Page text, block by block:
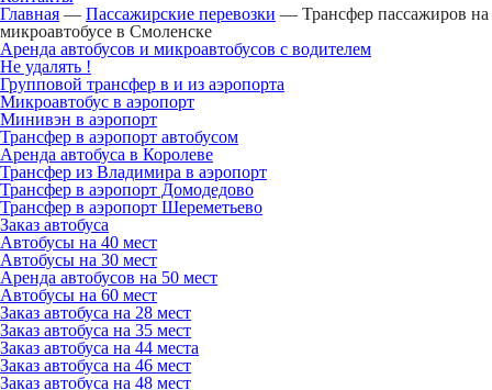
Главная — Пассажирские перевозки — Трансфер пассажиров на
микроавтобусе в Смоленске
Аренда автобусов и микроавтобусов с водителем
Не удалять !
Групповой трансфер в и из аэропорта
Микроавтобус в аэропорт
Минивэн в аэропорт
Трансфер в аэропорт автобусом
Аренда автобуса в Королеве
Трансфер из Владимира в аэропорт
Трансфер в аэропорт Домодедово
Трансфер в аэропорт Шереметьево
Заказ автобуса
Автобусы на 40 мест
Автобусы на 30 мест
Аренда автобусов на 50 мест
Автобусы на 60 мест
Заказ автобуса на 28 мест
Заказ автобуса на 35 мест
Заказ автобуса на 44 места
Заказ автобуса на 46 мест
Заказ автобуса на 48 мест